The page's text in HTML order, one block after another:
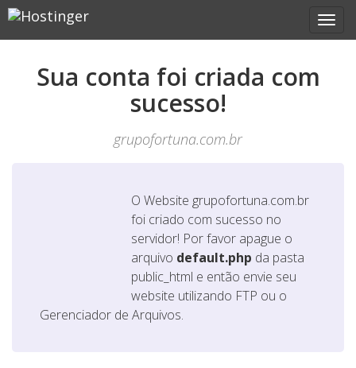
Sua conta foi criada com
sucesso!
grupofortuna.com.br
O Website grupofortuna.com.br
foi criado com sucesso no
servidor! Por favor apague o
arquivo default.php da pasta
public_html e então envie seu
website utilizando FTP ou o
Gerenciador de Arquivos.